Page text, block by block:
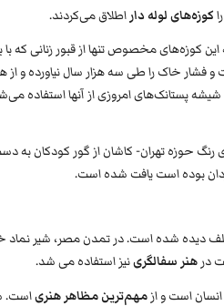
کوزه‌های لوله دار اطلاق می‌کردند.
کوزه‌های مخصوص تنها از قبور زنانی که
خاک را طی سه هزار سال نیاورده و از
شیشه پستانک‌های امروزی از آنها
رنگ حوزه تهران- کاشان از گور کودکان
بوده است یافت شده است.
دیده شده است. در تمدن مصر، شیر
در هنر سفالگرینیز استفاده می شد.
است و ازمهم‌ترین مظاهر هنریاست.